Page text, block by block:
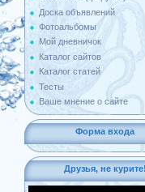
Доска объявлений
Фотоальбомы
Мой дневничок
Каталог сайтов
Каталог статей
Тесты
Ваше мнение о сайте
Форма входа
Друзья, не курите!